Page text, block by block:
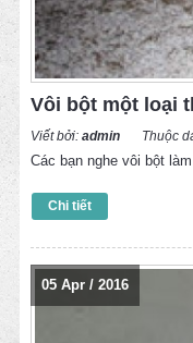
Vôi bột một loại
Viết bởi: admin Thuộc
Các bạn nghe vôi bột
Chi tiết
05 Apr / 2016